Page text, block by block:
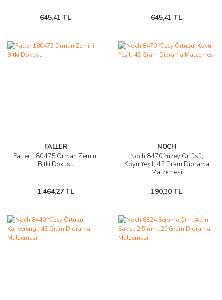
645,41 TL 645,41 TL
FALLER
Faller 180475 Orman Zemini
Bitki Dokusu
1.464,27 TL
NOCH
Noch 8470 Yüzey Örtüsü,
Koyu Yeşil, 42 Gram Diorama
Malzemesi
190,30 TL